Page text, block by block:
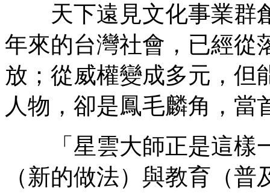
天下遠見文化事業群
年來的台灣社會，已經從
放；從威權變成多元，但
人物，卻是鳳毛麟角，當
「星雲大師正是這樣
（新的做法）與教育（